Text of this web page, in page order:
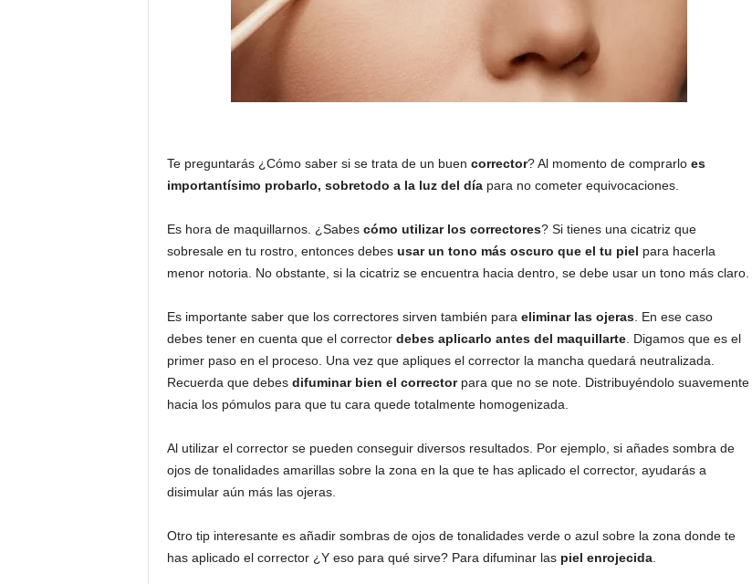
Te preguntarás ¿Cómo saber si se trata de un buen corrector? Al momento de comprarlo es
importantísimo probarlo, sobretodo a la luz del díapara no cometer equivocaciones.
Es hora de maquillarnos. ¿Sabes cómo utilizar los correctores? Si tienes una cicatriz que
sobresale en tu rostro, entonces debes usar un tono más oscuro que el tu piel para hacerla
menor notoria. No obstante, si la cicatriz se encuentra hacia dentro, se debe usar un tono más claro.
Es importante saber que los correctores sirven también para eliminar las ojeras. En ese caso
debes tener en cuenta que el corrector debes aplicarlo antes del maquillarte. Digamos que es el
primer paso en el proceso. Una vez que apliques el corrector la mancha quedará neutralizada.
Recuerda que debes difuminar bien el correctorpara que no se note. Distribuyéndolo suavemente
hacia los pómulos para que tu cara quede totalmente homogenizada.
Al utilizar el corrector se pueden conseguir diversos resultados. Por ejemplo, si añades sombra de
ojos de tonalidades amarillas sobre la zona en la que te has aplicado el corrector, ayudarás a
disimular aún más las ojeras.
Otro tip interesante es añadir sombras de ojos de tonalidades verde o azul sobre la zona donde te
has aplicado el corrector ¿Y eso para qué sirve? Para difuminar las piel enrojecida.